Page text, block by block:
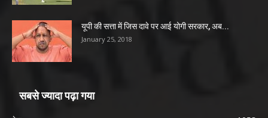
यूपी की सत्ता में जिस दावे पर आई योगी सरकार, अब...
January 25, 2018
सबसे ज्यादा पढ़ा गया